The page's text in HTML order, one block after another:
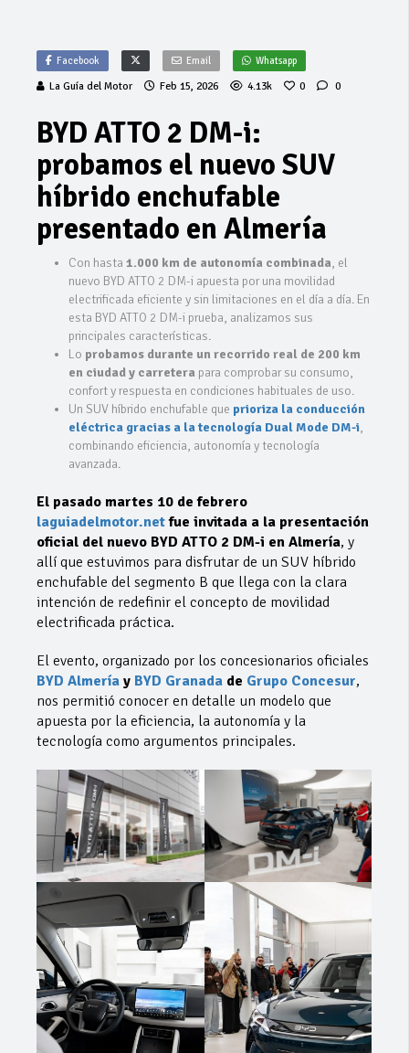
Facebook Email Whatsapp
La Guía del Motor Feb 15, 2026 4.13k 0 0
BYD ATTO 2 DM-i:
probamos el nuevo SUV
híbrido enchufable
presentado en Almería
Con hasta 1.000 km de autonomía combinada, el
nuevo BYD ATTO 2 DM-i apuesta por una movilidad
electrificada eficiente y sin limitaciones en el día a día. En
esta BYD ATTO 2 DM-i prueba, analizamos sus
principales características.
Lo probamos durante un recorrido real de 200 km
en ciudad y carretera para comprobar su consumo,
confort y respuesta en condiciones habituales de uso.
Un SUV híbrido enchufable que prioriza la conducción
eléctrica gracias a la tecnología Dual Mode DM-i,
combinando eficiencia, autonomía y tecnología
avanzada.
El pasado martes 10 de febrero
laguiadelmotor.netfue invitada a la presentación
oficial del nuevo BYD ATTO 2 DM-i en Almería, y
allí que estuvimos para disfrutar de un SUV híbrido
enchufable del segmento B que llega con la clara
intención de redefinir el concepto de movilidad
electrificada práctica.
El evento, organizado por los concesionarios oficiales
BYD Almería y BYD Granada de Grupo Concesur,
nos permitió conocer en detalle un modelo que
apuesta por la eficiencia, la autonomía y la
tecnología como argumentos principales.